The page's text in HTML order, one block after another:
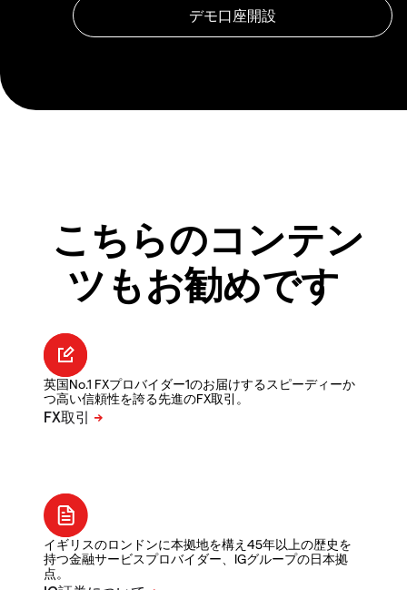
こちらのコンテン
ツもお勧めです
英国No.1 FXプロバイダー1のお届けするスピーディーか
つ高い信頼性を誇る先進のFX取引。
イギリスのロンドンに本拠地を構え45年以上の歴史を
持つ金融サービスプロバイダー、IGグループの日本拠
点。